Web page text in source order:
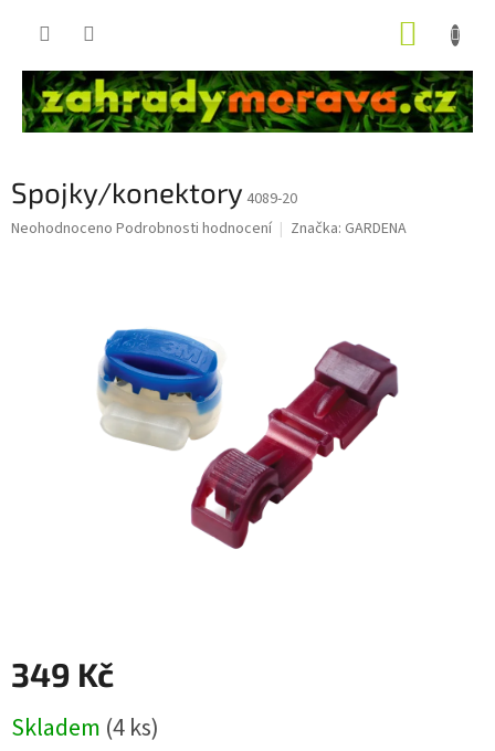
Spojky/konektory 4089-20
Průměrné
Neohodnoceno Podrobnosti hodnocení Značka: GARDENA
349 Kč
cena:
Skladem (4 ks)